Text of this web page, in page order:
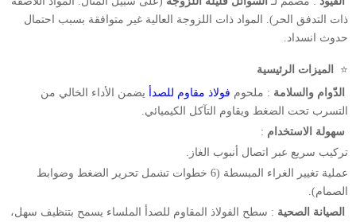
ذات التدفق الحر). المواد ذات اللزوجة العالية غير متوافقة بسبب احتمال
حدوث انسداد.
⭐ ​
الميزات الرئيسية
الدّوام والسلامة : ملحوم فولاذ مقاوم للصدأ يضمن الأداء الخالي من
التسرب تحت الضغط ويقاوم التآكل الكيميائي.
سهولة الاستخدام :
تركيب سريع عبر اتصال أنبوب الغاز.
عملية تغيير الغراء المبسطة (6 خطوات تشمل تحرير الضغط وضوابط
الصمام).
الصيانة الصحية : سطح الفولاذ المقاوم للصدأ الملساء يسمح بتنظيف سهل،